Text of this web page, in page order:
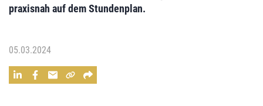
praxisnah auf dem Stundenplan.
05.03.2024